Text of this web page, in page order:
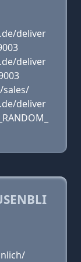
deliver
deliver
deliver